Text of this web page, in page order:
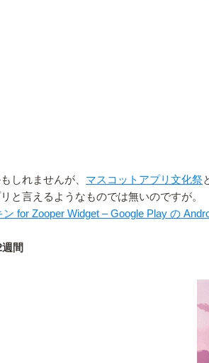
しれませんが、 マスコットアプリ文化祭
と言えるようなものでは無いのですが。
for Zooper Widget – Google Play の
間